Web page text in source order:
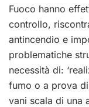
Fuoco hanno
controllo,
antincendio e
problematiche
necessità di:
fumo o a prova di
vani scala di una